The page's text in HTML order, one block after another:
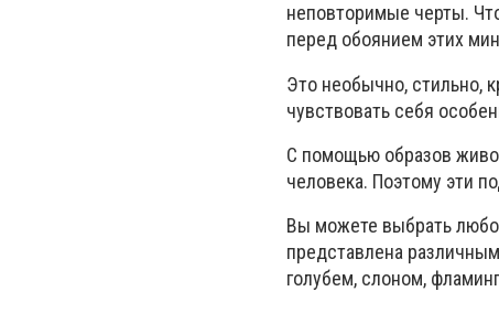
неповторимые черты.
перед обоянием этих
Это необычно, стильно,
чувствовать себя
С помощью образов
человека. Поэтому эти
Вы можете выбрать
представлена
голубем, слоном,